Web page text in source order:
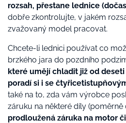
rozsah, přestane lednice
dobře zkontrolujte, v jakém
zvažovaný model pracovat.
Chcete-li lednici používat co
brzkého jara do pozdního
které umějí chladit již od
poradí si i se
také na to, zda vám výrobce
záruku na některé díly (poměrně
prodloužená záruka na motor